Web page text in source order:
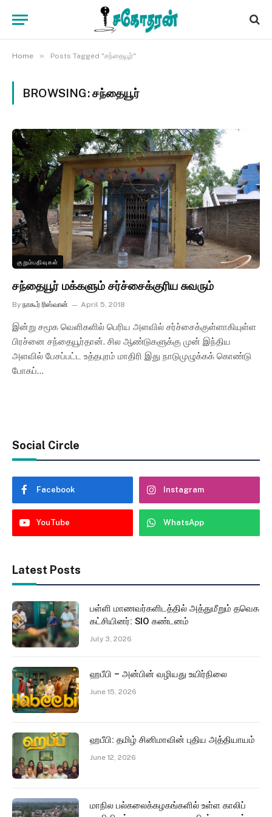
Home » Posts Tagged "சந்தையூர்"
BROWSING:சந்தையூர்
குறும்பதிவுகள்
சந்தையூர் மக்களும் சர்ச்சைக்குரிய சுவரும்
By நாகூர் ரிஸ்வான் April 5, 2018
இன்று சமூக வெளிகளில் பெரிய அளவில் சர்ச்சைக்குள்ளாகியுள்ள
பிரச்னை சந்தையூர்தான். சில ஆண்டுகளுக்கு முன் இந்திய
அளவில் பேசப்பட்ட உத்தபுரம் மாதிரி இது நாடுமுழுக்கக் கொண்டு
போகப்…
Social Circle
Facebook Instagram
YouTube WhatsApp
Latest Posts
பள்ளி மாணவர்களிடத்தில் அத்துமீறும் தவெக
கட்சியினர்: SIO கண்டனம்
July 3, 2026
ஹபீபி – அன்பின் வழியது உயிர்நிலை
June 15, 2026
ஹபீபி: தமிழ் சினிமாவின் புதிய அத்தியாயம்
June 12, 2026
மாநில பல்கலைக்கழகங்களில் உள்ள காலிப்